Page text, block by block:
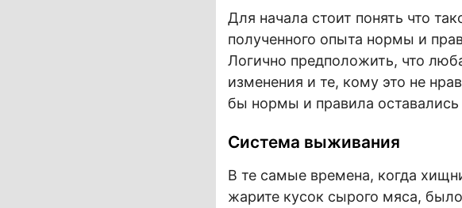
Для начала стоит понять что
полученного опыта нормы и
Логично предположить, что
изменения и те, кому это не
бы нормы и правила
Система выживания
В те самые времена, когда
жарите кусок сырого мяса,